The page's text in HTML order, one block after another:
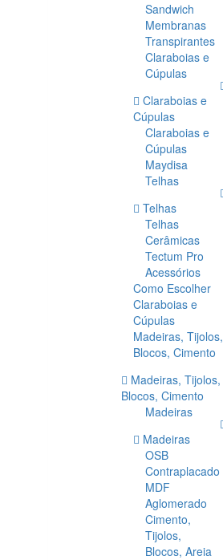
Sandwich
Membranas
Transpirantes
Claraboias e
Cúpulas
Claraboias e
Cúpulas
Claraboias e
Cúpulas
Maydisa
Telhas
Telhas
Telhas
Cerâmicas
Tectum Pro
Acessórios
Como Escolher
Claraboias e
Cúpulas
Madeiras, Tijolos,
Blocos, Cimento
Madeiras, Tijolos,
Blocos, Cimento
Madeiras
Madeiras
OSB
Contraplacado
MDF
Aglomerado
Cimento,
Tijolos,
Blocos, Areia